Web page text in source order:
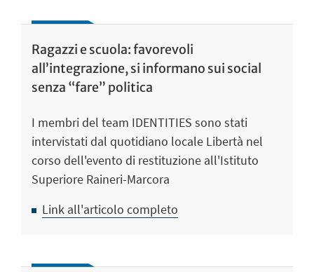
Ragazzi e scuola: favorevoli
all’integrazione, si informano sui social
senza “fare” politica
I membri del team IDENTITIES sono stati
intervistati dal quotidiano locale Libertà nel
corso dell'evento di restituzione all'Istituto
Superiore Raineri-Marcora
Link all'articolo completo